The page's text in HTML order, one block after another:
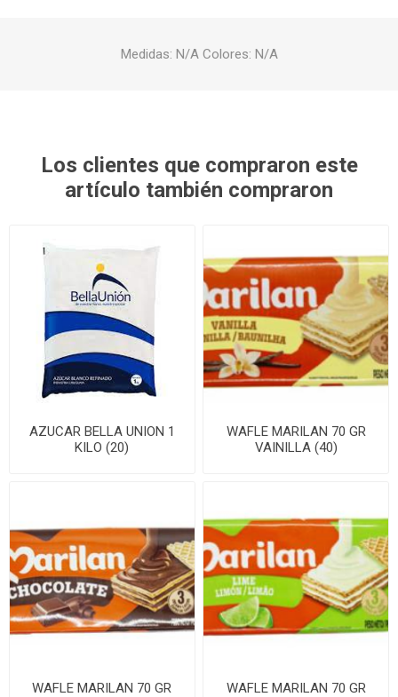
Medidas: N/A Colores: N/A
Los clientes que compraron este
artículo también compraron
AZUCAR BELLA UNION 1
KILO (20)
WAFLE MARILAN 70 GR
VAINILLA (40)
WAFLE MARILAN 70 GR
WAFLE MARILAN 70 GR